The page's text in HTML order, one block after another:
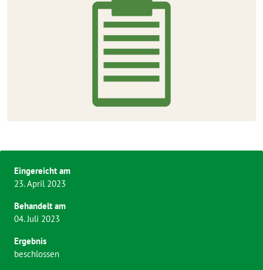
Eingereicht am
23. April 2023
Behandelt am
04. Juli 2023
Ergebnis
beschlossen